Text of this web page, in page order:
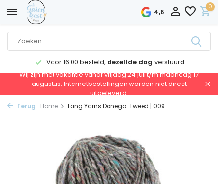
4,6
0
Voor 16:00 besteld, dezelfde dag verstuurd
Wij zijn met vakantie vanaf vrijdag 24 juli t/m maandag 17
augustus. Internetbestellingen worden niet direct
uitgeleverd.
Terug Home Lang Yarns Donegal Tweed | 009...